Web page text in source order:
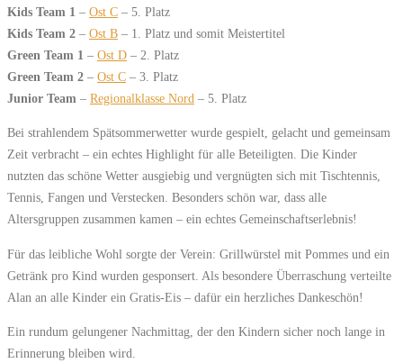
Kids Team 1 – Ost C – 5. Platz
Kids Team 2 – Ost B – 1. Platz und somit Meistertitel
Green Team 1 – Ost D – 2. Platz
Green Team 2 – Ost C – 3. Platz
Junior Team – Regionalklasse Nord – 5. Platz
Bei strahlendem Spätsommerwetter wurde gespielt, gelacht und gemeinsam
Zeit verbracht – ein echtes Highlight für alle Beteiligten. Die Kinder
nutzten das schöne Wetter ausgiebig und vergnügten sich mit Tischtennis,
Tennis, Fangen und Verstecken. Besonders schön war, dass alle
Altersgruppen zusammen kamen – ein echtes Gemeinschaftserlebnis!
Für das leibliche Wohl sorgte der Verein: Grillwürstel mit Pommes und ein
Getränk pro Kind wurden gesponsert. Als besondere Überraschung verteilte
Alan an alle Kinder ein Gratis-Eis – dafür ein herzliches Dankeschön!
Ein rundum gelungener Nachmittag, der den Kindern sicher noch lange in
Erinnerung bleiben wird.